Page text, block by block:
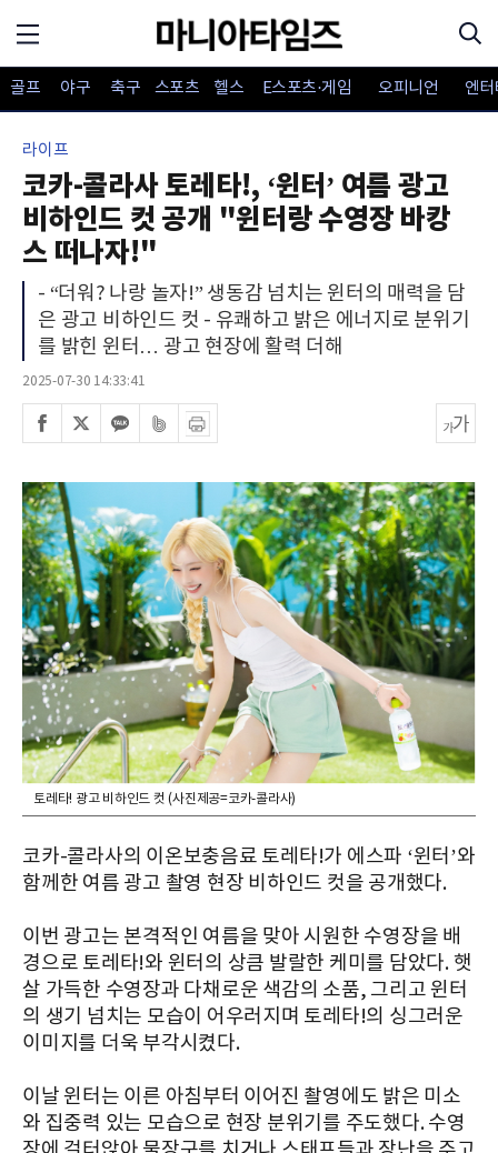
골프 야구 축구 스포츠 헬스 E스포츠·게임 오피니언 엔
라이프
코카-콜라사 토레타!, ‘윈터’ 여름 광고
비하인드 컷 공개 "윈터랑 수영장 바캉
스 떠나자!"
- “더워? 나랑 놀자!” 생동감 넘치는 윈터의 매력을 담
은 광고 비하인드 컷 - 유쾌하고 밝은 에너지로 분위기
를 밝힌 윈터… 광고 현장에 활력 더해
2025-07-30 14:33:41
토레타! 광고 비하인드 컷 (사진제공=코카-콜라사)
코카-콜라사의 이온보충음료 토레타!가 에스파 ‘윈터’와
함께한 여름 광고 촬영 현장 비하인드 컷을 공개했다.
이번 광고는 본격적인 여름을 맞아 시원한 수영장을 배
경으로 토레타!와 윈터의 상큼 발랄한 케미를 담았다. 햇
살 가득한 수영장과 다채로운 색감의 소품, 그리고 윈터
의 생기 넘치는 모습이 어우러지며 토레타!의 싱그러운
이미지를 더욱 부각시켰다.
이날 윈터는 이른 아침부터 이어진 촬영에도 밝은 미소
와 집중력 있는 모습으로 현장 분위기를 주도했다. 수영